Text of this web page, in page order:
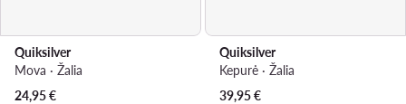
Quiksilver
Mova · Žalia
24,95€
Quiksilver
Kepurė · Žalia
39,95€